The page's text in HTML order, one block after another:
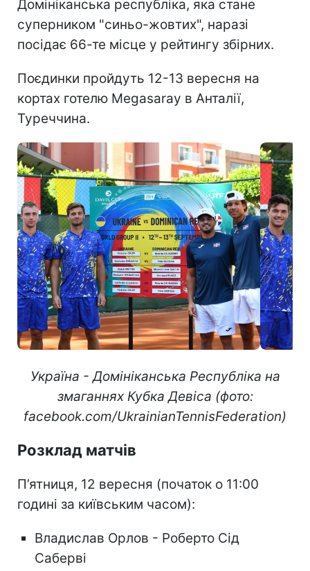
Домініканська республіка, яка стане
суперником "синьо-жовтих", наразі
посідає 66-те місце у рейтингу збірних.
Поєдинки пройдуть 12-13 вересня на
кортах готелю Megasaray в Анталії,
Туреччина.
Україна - Домініканська Республіка на
змаганнях Кубка Девіса (фото:
facebook.com/UkrainianTennisFederation)
Розклад матчів
П’ятниця, 12 вересня (початок о 11:00
годині за київським часом):
Владислав Орлов - Роберто Сід
Саберві